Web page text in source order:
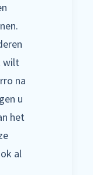
wilt
na
u
het
al